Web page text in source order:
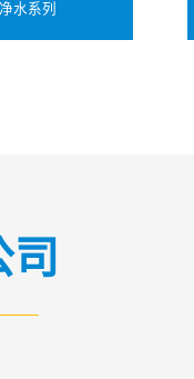
304 不锈钢材
抗氧化，经久耐
滤除水中的泥
水系列